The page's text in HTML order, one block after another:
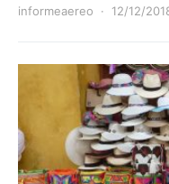
informeaereo 12/12/